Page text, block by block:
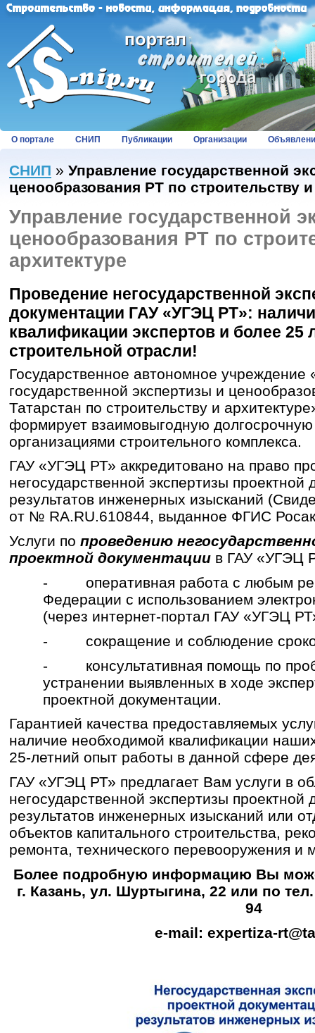
О портале СНИП Публикации Организации
СНИП » Управление государственной
ценообразования РТ по строительству
Управление государственной
ценообразования РТ по
архитектуре
Проведение негосударственной
документации ГАУ «УГЭЦ РТ»:
квалификации экспертов и более 25
строительной отрасли!
Государственное автономное учреждение
государственной экспертизы и
Татарстан по строительству и
формирует взаимовыгодную
организациями строительного комплекса.
ГАУ «УГЭЦ РТ» аккредитовано на право
негосударственной экспертизы проектной
результатов инженерных изысканий
от № RA.RU.610844, выданное ФГИС
Услуги по проведению
проектной документации в ГАУ «УГЭЦ
- оперативная работа с любым
Федерации с использованием
(через интернет-портал ГАУ «УГЭЦ
- сокращение и соблюдение сроков
- консультативная помощь по
устранении выявленных в ходе
проектной документации.
Гарантией качества предоставляемых
наличие необходимой квалификации
25-летний опыт работы в данной сфере
ГАУ «УГЭЦ РТ» предлагает Вам услуги в
негосударственной экспертизы проектной
результатов инженерных изысканий или
объектов капитального строительства,
ремонта, технического перевооружения и
Более подробную информацию Вы
г. Казань, ул. Шуртыгина, 22 или по
94
e-mail: expertiza-